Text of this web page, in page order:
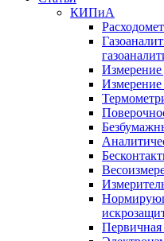
КИПиА
Измерение
Измерение
Первичная